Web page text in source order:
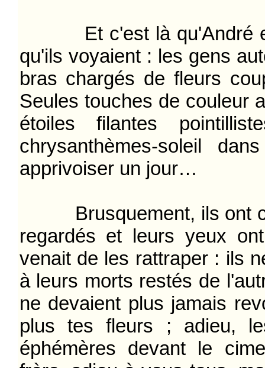
Et c'est là qu'André et
qu'ils voyaient : les gens
bras chargés de fleurs
Seules touches de couleur
étoiles filantes
chrysanthèmes-soleil
apprivoiser un jour…
Brusquement, ils ont
regardés et leurs yeux
venait de les rattraper : ils
à leurs morts restés de
ne devaient plus jamais
plus tes fleurs ; adieu,
éphémères devant le